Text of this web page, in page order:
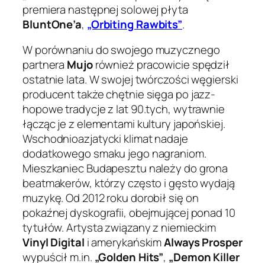
premiera następnej solowej płyta
BluntOne’a, „Orbiting Rawbits”.
W porównaniu do swojego muzycznego
partnera Mujorównież pracowicie spędził
ostatnie lata. W swojej twórczości węgierski
producent także chętnie sięga po jazz-
hopowe tradycje z lat 90.tych, wytrawnie
łącząc je z elementami kultury japońskiej.
Wschodnioazjatycki klimat nadaje
dodatkowego smaku jego nagraniom.
Mieszkaniec Budapesztu należy do grona
beatmakerów, którzy często i gęsto wydają
muzykę. Od 2012 roku dorobił się on
pokaźnej dyskografii, obejmującej ponad 10
tytułów. Artysta związany z niemieckim
Vinyl Digital i amerykańskimAlways Prosper
wypuścił m.in. „Golden Hits”, „Demon Killer